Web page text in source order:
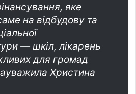
яке
на відбудову та
— шкіл, лікарень
для громад
Христина